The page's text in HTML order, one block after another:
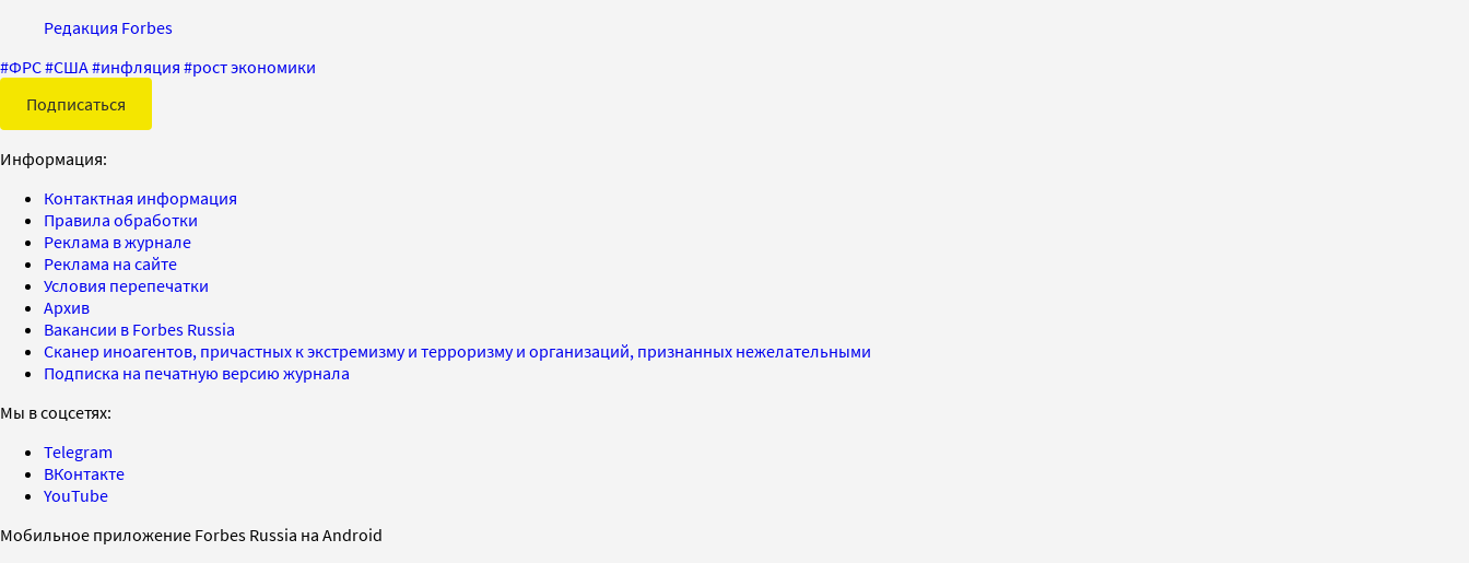
Редакция Forbes
#ФРС#США#инфляция #рост экономики
Подписаться
Информация:
Контактная информация
Правила обработки
Реклама в журнале
Реклама на сайте
Условия перепечатки
Архив
Вакансии в Forbes Russia
Сканер иноагентов, причастных к экстремизму и терроризму и организаций, признанных нежелательными
Подписка на печатную версию журнала
Мы в соцсетях:
Telegram
ВКонтакте
YouTube
Мобильное приложение Forbes Russia на Android